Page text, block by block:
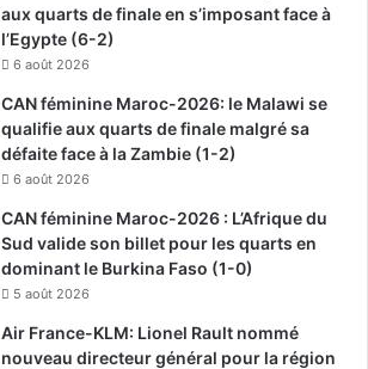
aux quarts de finale en s’imposant face à
l’Egypte (6-2)
6 août 2026
CAN féminine Maroc-2026: le Malawi se
qualifie aux quarts de finale malgré sa
défaite face à la Zambie (1-2)
6 août 2026
CAN féminine Maroc-2026 : L’Afrique du
Sud valide son billet pour les quarts en
dominant le Burkina Faso (1-0)
5 août 2026
Air France-KLM: Lionel Rault nommé
nouveau directeur général pour la région